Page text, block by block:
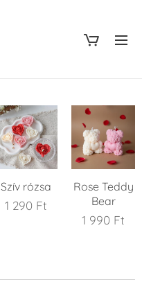
Szív rózsa
1 290 Ft
Rose Teddy
Bear
1 990 Ft